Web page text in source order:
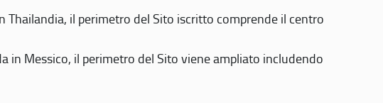
Thailandia, il perimetro del Sito iscritto comprende il centro
in Messico, il perimetro del Sito viene ampliato includendo